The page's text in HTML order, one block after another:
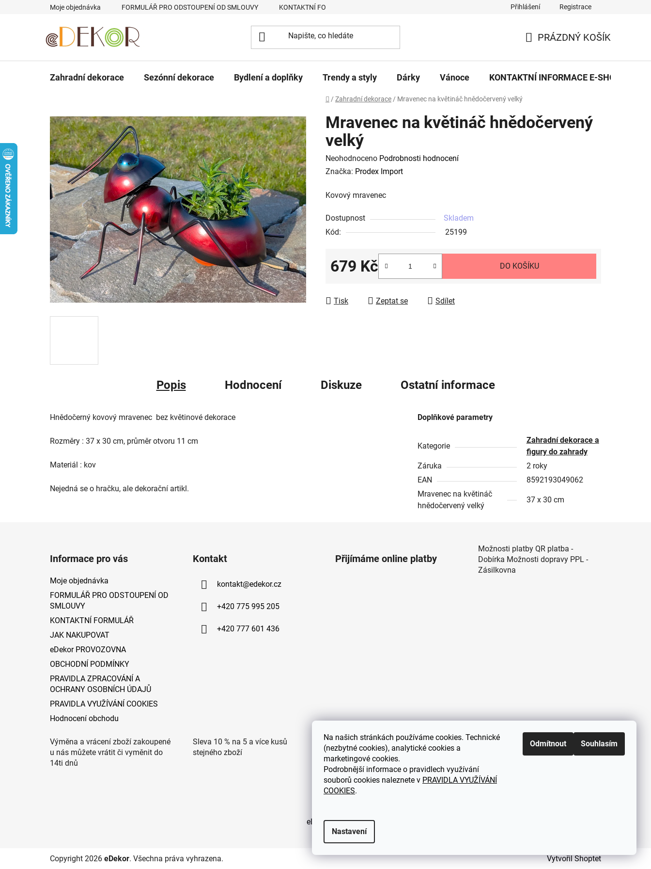
Na našich stránkách používáme cookies. Technické
(nezbytné cookies), analytické cookies a
marketingové cookies.
Podrobnější informace o pravidlech využívání
souborů cookies naleznete v PRAVIDLA VYUŽÍVÁNÍ
COOKIES.
Nastavení
Odmítnout Souhlasím
Moje objednávka FORMULÁŘ PRO ODSTOUPENÍ OD SMLOUVY KONTAKTNÍ FORMULÁŘ eDekor PROVOZOVNA OBCHODNÍ PODMÍNKY
Přihlášení Registrace
KOŠÍK
PRÁZDNÝ KOŠÍK
Zahradní dekorace Sezónní dekorace Bydlení a doplňky Trendy a styly Dárky Vánoce KONTAKTNÍ INFORMACE E-SHOPU
Domů
/ Zahradní dekorace / Mravenec na květináč hnědočervený velký
Mravenec na květináč hnědočervený
velký
Průměrné
hodnocení
je
z
5
Neohodnoceno Podrobnosti hodnocení
Značka: Prodex Import
Kovový mravenec
Dostupnost
Skladem
Kód:
25199
679 Kč DO KOŠÍKU
Tisk Zeptat se Sdílet
Popis Hodnocení Diskuze Ostatní informace
Hnědočerný kovový mravenec bez květinové dekorace
Rozměry : 37 x 30 cm, průměr otvoru 11 cm
Materiál : kov
Nejedná se o hračku, ale dekorační artikl.
Doplňkové parametry
Kategorie
Zahradní dekorace a
figury do zahrady
Záruka
2 roky
EAN
8592193049062
Mravenec na květináč
hnědočervený velký
37 x 30 cm
Informace pro vás
Moje objednávka
FORMULÁŘ PRO ODSTOUPENÍ OD
SMLOUVY
KONTAKTNÍ FORMULÁŘ
JAK NAKUPOVAT
eDekor PROVOZOVNA
OBCHODNÍ PODMÍNKY
PRAVIDLA ZPRACOVÁNÍ A
OCHRANY OSOBNÍCH ÚDAJŮ
PRAVIDLA VYUŽÍVÁNÍ COOKIES
Hodnocení obchodu
Kontakt
kontakt@edekor.cz
+420 775 995 205
+420 777 601 436
Přijímáme online platby
Možnosti platby QR platba -
Dobírka Možnosti dopravy PPL -
Zásilkovna
Výměna a vrácení zboží zakoupené
u nás můžete vrátit či vyměnit do
14ti dnů
Sleva 10 % na 5 a více kusů
stejného zboží
Doprava po ČR zdarma pro
objednávky nad 2500 Kč
Zákaznická podpora každý všední
den od 9.00 do 18.00 hodin
eDEKOR.cz
Vytvořil Shoptet
Copyright 2026 eDekor. Všechna práva vyhrazena.